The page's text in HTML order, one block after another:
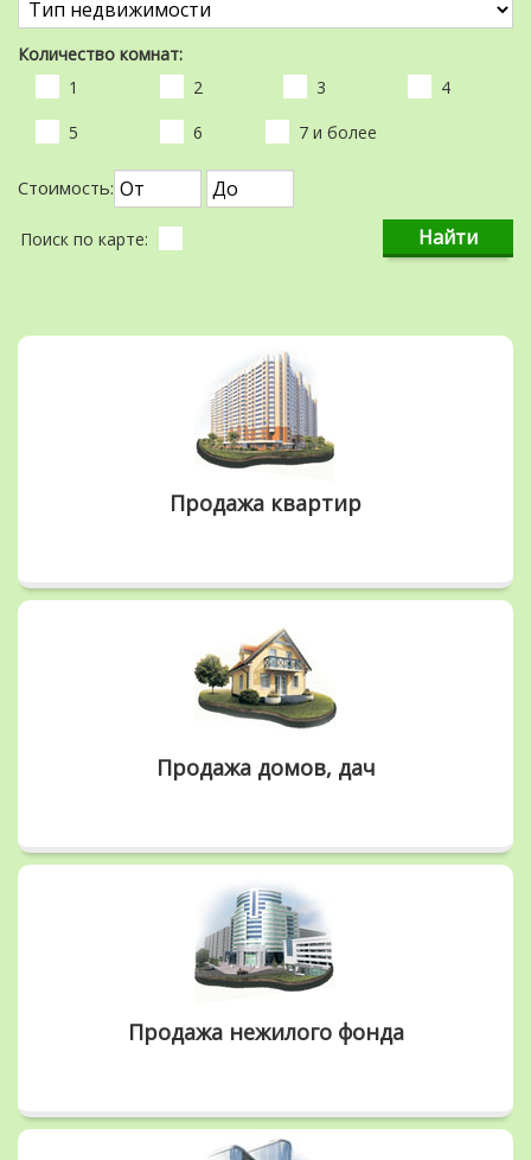
Количество комнат:
1
2 3
4
5
6 7 и более
Стоимость:
Поиск по карте:
Продажа квартир
Продажа домов, дач
Продажа нежилого фонда